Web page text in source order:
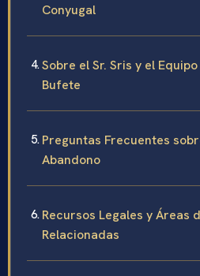
Conyugal
Sobre el Sr. Sris y el
Bufete
Preguntas Frecuentes
Abandono
Recursos Legales y Áreas
Relacionadas